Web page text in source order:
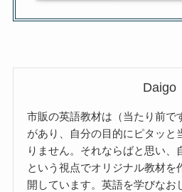
Daigo
市販の英語教材は（当たり前で
があり、自分の目的にピタッと
りません。それならばと思い、
という視点でオリジナル教材を
開しています。英語を学びなお